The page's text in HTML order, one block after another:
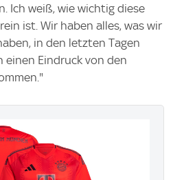
Ich weiß, wie wichtig diese
ist. Wir haben alles, was wir
in den letzten Tagen
einen Eindruck von den